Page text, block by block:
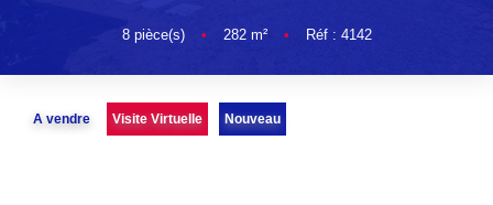
CONTACT
EN
8pièce(s) • 282m² • Réf : 4142
A vendre Visite Virtuelle Nouveau